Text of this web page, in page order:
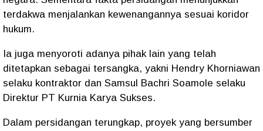
terdakwa menjalankan kewenangannya sesuai koridor
hukum.
Ia juga menyoroti adanya pihak lain yang telah
ditetapkan sebagai tersangka, yakni Hendry Khorniawan
selaku kontraktor dan Samsul Bachri Soamole selaku
Direktur PT Kurnia Karya Sukses.
Dalam persidangan terungkap, proyek yang bersumber